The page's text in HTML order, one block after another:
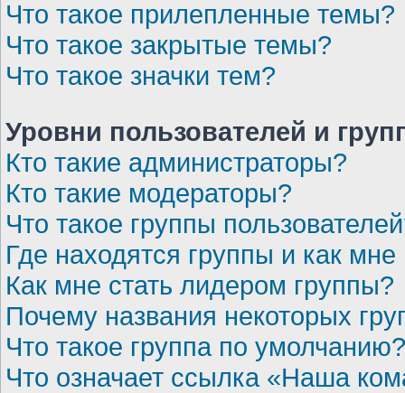
Что такое прилепленные темы?
Что такое закрытые темы?
Что такое значки тем?
Уровни пользователей и
Кто такие администраторы?
Кто такие модераторы?
Что такое группы
Где находятся группы и как мне
Как мне стать лидером группы?
Почему названия некоторых
Что такое группа по умолчанию?
Что означает ссылка «Наша